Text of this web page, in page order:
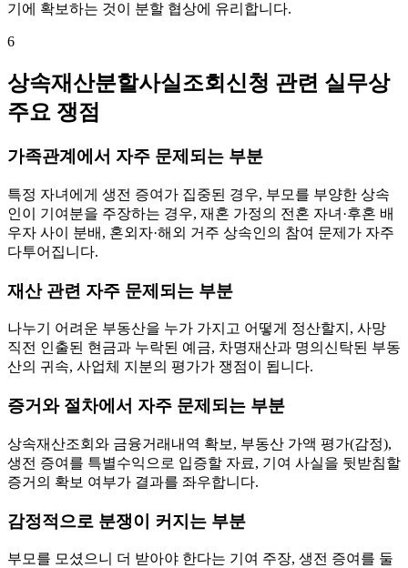
기에 확보하는 것이 분할 협상에 유리합니다.
6
상속재산분할사실조회신청 관련 실무상
주요 쟁점
가족관계에서 자주 문제되는 부분
특정 자녀에게 생전 증여가 집중된 경우, 부모를 부양한 상속
인이 기여분을 주장하는 경우, 재혼 가정의 전혼 자녀·후혼 배
우자 사이 분배, 혼외자·해외 거주 상속인의 참여 문제가 자주
다투어집니다.
재산 관련 자주 문제되는 부분
나누기 어려운 부동산을 누가 가지고 어떻게 정산할지, 사망
직전 인출된 현금과 누락된 예금, 차명재산과 명의신탁된 부동
산의 귀속, 사업체 지분의 평가가 쟁점이 됩니다.
증거와 절차에서 자주 문제되는 부분
상속재산조회와 금융거래내역 확보, 부동산 가액 평가(감정),
생전 증여를 특별수익으로 입증할 자료, 기여 사실을 뒷받침할
증거의 확보 여부가 결과를 좌우합니다.
감정적으로 분쟁이 커지는 부분
부모를 모셨으니 더 받아야 한다는 기여 주장, 생전 증여를 둘